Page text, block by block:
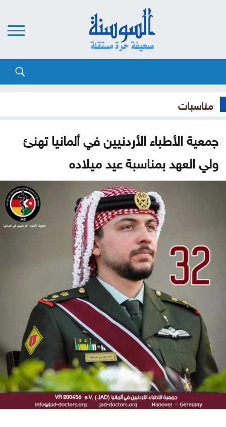
مناسبات
جمعية الأطباء الأردنيين في ألمانيا تهنئ
ولي العهد بمناسبة عيد ميلاده